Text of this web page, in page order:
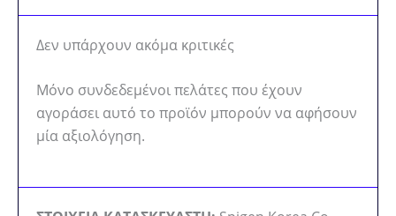
Δεν υπάρχουν ακόμα κριτικές
Μόνο συνδεδεμένοι πελάτες που έχουν
αγοράσει αυτό το προϊόν μπορούν να αφήσουν
μία αξιολόγηση.